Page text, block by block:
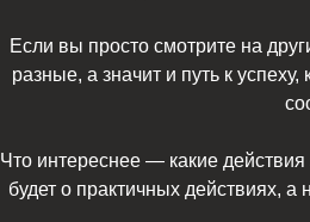
Если вы просто смотрите на
разные, а значит и путь к
Что интереснее — какие
будет о практичных действиях, а